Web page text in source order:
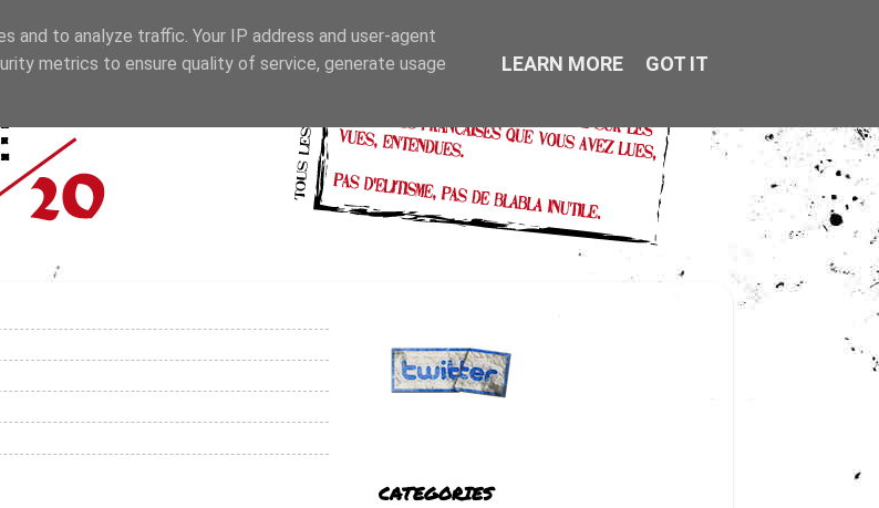
CATEGORIES
and to analyze traffic. Your IP address and user-agent
metrics to ensure quality of service, generate usage
LEARN MORE GOT IT